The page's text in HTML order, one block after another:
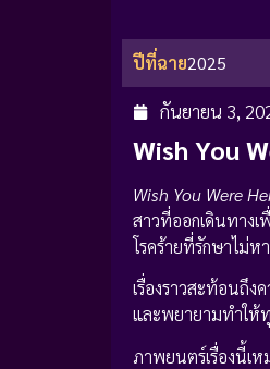
ปีที่ฉาย2025
กันยายน 3,
Wish You
Wish You Were
สาวที่ออกเดินทาง
โรคร้ายที่รักษาไม่ห
เรื่องราวสะท้อนถึง
และพยายามทำให้
ภาพยนตร์เรื่องนี้เ